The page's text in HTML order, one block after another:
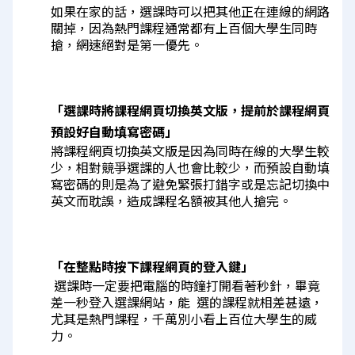
如果在家的話，選課時可以把其他正在連線的網路
關掉，因為熱門課程通常都有上百個大學生同時
搶，網速絕對是第一優先。
「選課時將課程網頁切換英文版，提前於課程網頁
預設好自動填寫密碼」
將課程網頁切換英文版是因為同時在線的大學生較
少，相對競爭選課的人也會比較少，而預設自動填
寫密碼的則是為了避免緊張打錯字或是忘記切換中
英文而耽誤，造成課程名額被其他人搶完。
「在整點時按下課程網頁的登入鍵」
選課時一定要把電腦的時鐘打開看著秒針，畢竟
差一秒登入選課網站，能  選的課程就相差甚遠，
尤其是熱門課程，千萬別小看上百位大學生的威
力。